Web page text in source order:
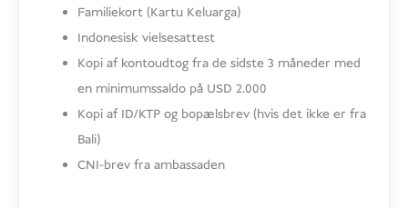
Familiekort (Kartu Keluarga)
Indonesisk vielsesattest
Kopi af kontoudtog fra de sidste 3 måneder med
en minimumssaldo på USD 2.000
Kopi af ID/KTP og bopælsbrev (hvis det ikke er fra
Bali)
CNI-brev fra ambassaden